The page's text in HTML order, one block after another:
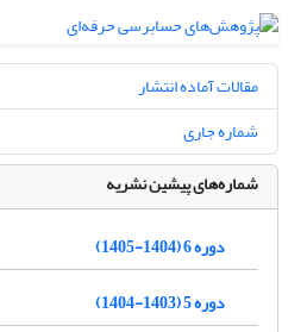
مقالات آماده انتشار
شماره جاری
شماره‌های پیشین نشریه
دوره 6 (1404-1405)
دوره 5 (1403-1404)